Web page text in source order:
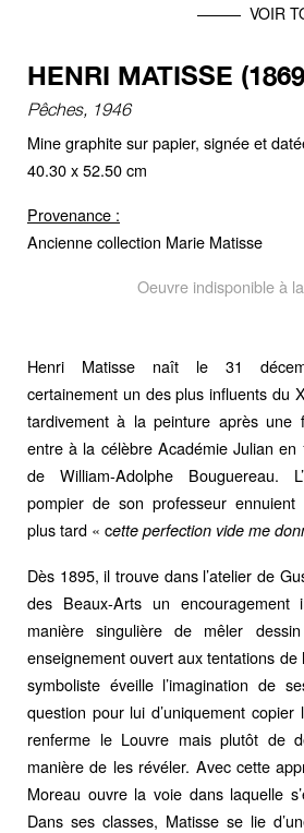
VOIR
HENRI MATISSE
Pêches, 1946
Mine graphite sur papier, signée et
40.30 x 52.50 cm
Provenance :
Ancienne collection Marie Matisse
Oeuvre indisponible à
Henri Matisse naît le 31
certainement un des plus influents du
tardivement à la peinture après une
entre à la célèbre Académie Julian en
de William-Adolphe Bouguereau.
pompier de son professeur
plus tard « cette perfection vide me
Dès 1895, il trouve dans l’atelier de
des Beaux-Arts un
manière singulière de mêler
enseignement ouvert aux tentations
symboliste éveille l’imagination de
question pour lui d’uniquement copier
renferme le Louvre mais plutôt de
manière de les révéler. Avec cette
Moreau ouvre la voie dans laquelle
Dans ses classes, Matisse se lie